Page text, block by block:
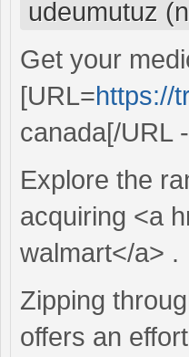
udeumutuz
Get your
[URL=https://
canada[/URL
Explore the
acquiring <a
walmart</a> .
Zipping
offers an